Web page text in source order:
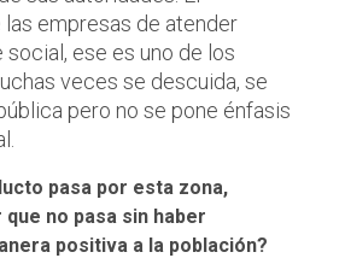
empresas de atender
ese es uno de los
veces se descuida, se
pero no se pone énfasis
pasa por esta zona,
no pasa sin haber
positiva a la población?